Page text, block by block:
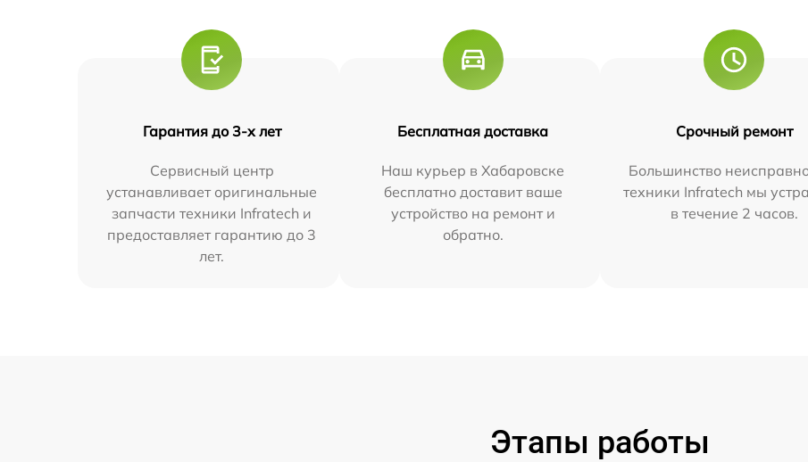
Гарантия до 3-х лет
Сервисный центр
устанавливает оригинальные
запчасти техники Infratech и
предоставляет гарантию до 3
лет.
Бесплатная доставка
Наш курьер в Хабаровске
бесплатно доставит ваше
устройство на ремонт и
обратно.
Срочный ремонт
Большинство
техники Infratech мы
в течение 2 часов.
Этапы работы